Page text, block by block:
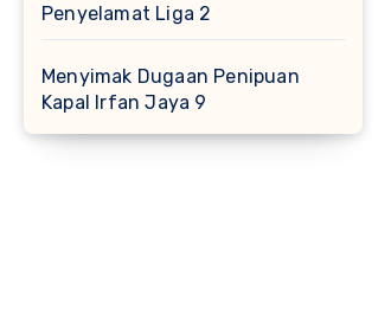
Penyelamat Liga 2
Menyimak Dugaan Penipuan
Kapal Irfan Jaya 9